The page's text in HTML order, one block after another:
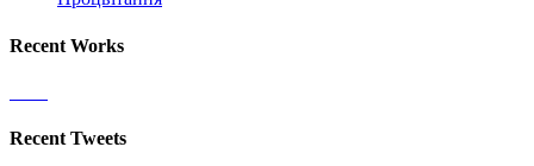
Recent Works
Recent Tweets